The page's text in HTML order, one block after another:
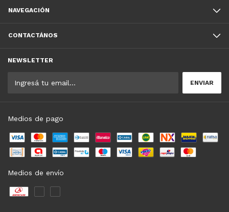
NAVEGACIÓN
CONTACTÁNOS
NEWSLETTER
Medios de pago
Medios de envío